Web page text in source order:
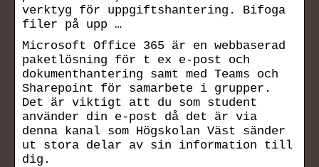
verktyg för uppgiftshantering. Bifoga
filer på upp …
Microsoft Office 365 är en webbaserad
paketlösning för t ex e-post och
dokumenthantering samt med Teams och
Sharepoint för samarbete i grupper.
Det är viktigt att du som student
använder din e-post då det är via
denna kanal som Högskolan Väst sänder
ut stora delar av sin information till
dig.